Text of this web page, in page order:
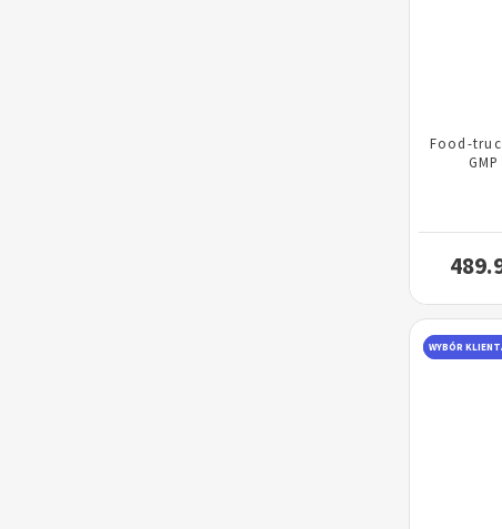
Food-
WYBÓR